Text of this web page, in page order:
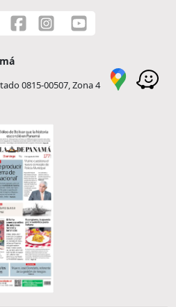
0815-00507, Zona 4